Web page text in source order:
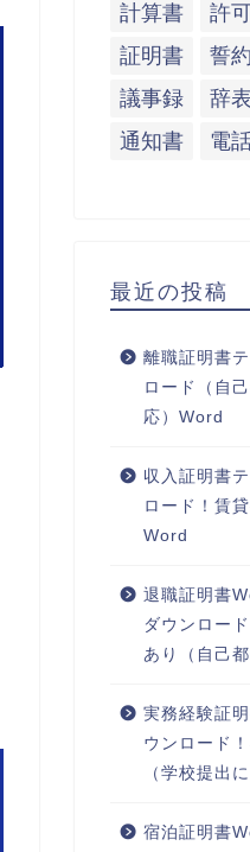
計算書
許
証明書
誓
議事録
辞表
通知書
電
最近の投稿
離職証明書
ロード（自
応）Word
収入証明書
ロード！賃
Word
退職証明書
ダウンロー
あり（自己
実務経験証
ウンロード
（学校提出
宿泊証明書